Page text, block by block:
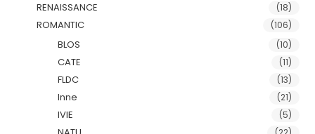
RENAISSANCE (18)
ROMANTIC (106)
BLOS (10)
CATE (11)
FLDC (13)
Inne (21)
IVIE (5)